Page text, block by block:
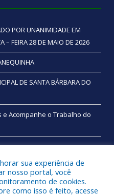
POR UNANIMIDADE EM
– FEIRA 28 DE MAIO DE 2026
DE SANTA BÁRBARA DO
Acompanhe o Trabalho do
sua experiência de
nosso portal, você
de cookies.
como isso é feito, acesse